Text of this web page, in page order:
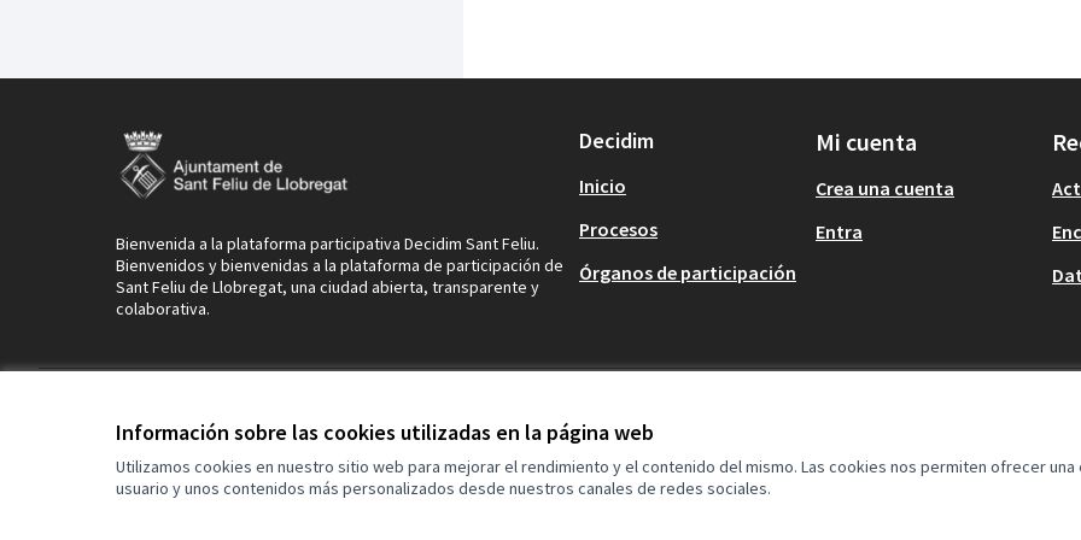
Información sobre las cookies utilizadas en la página web
Utilizamos cookies en nuestro sitio web para mejorar el rendimiento y el contenido del mismo. Las cookies nos permiten ofrecer una
usuario y unos contenidos más personalizados desde nuestros canales de redes sociales.
Bienvenida a la plataforma participativa Decidim Sant Feliu.
Bienvenidos y bienvenidas a la plataforma de participación de
Sant Feliu de Llobregat, una ciudad abierta, transparente y
colaborativa.
Decidim
Inicio
Procesos
Órganos de participación
Mi cuenta
Crea una cuenta
Entra
Términos y condiciones de uso